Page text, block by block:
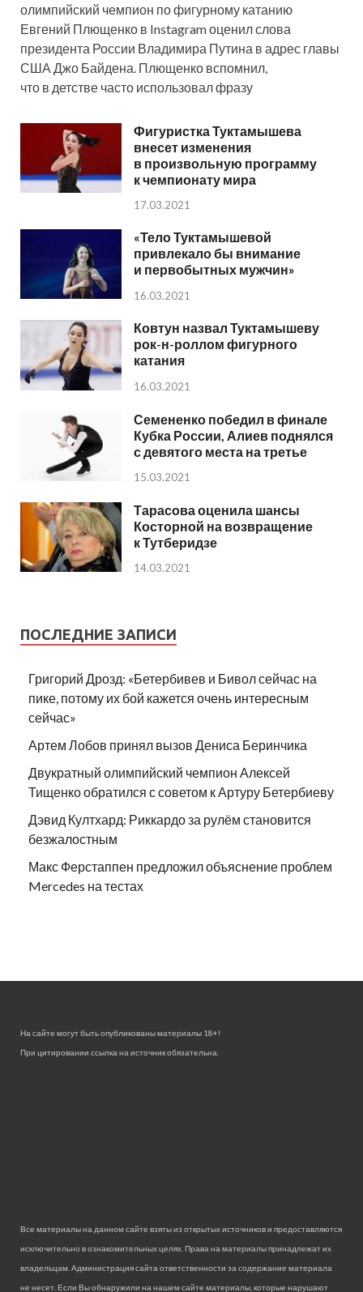
олимпийский чемпион по фигурному катанию
Евгений Плющенко в Instagram оценил слова
президента России Владимира Путина в адрес главы
США Джо Байдена. Плющенко вспомнил,
что в детстве часто использовал фразу
Фигуристка Туктамышева
внесет изменения
в произвольную программу
к чемпионату мира
17.03.2021
«Тело Туктамышевой
привлекало бы внимание
и первобытных мужчин»
16.03.2021
Ковтун назвал Туктамышеву
рок-н-роллом фигурного
катания
16.03.2021
Семененко победил в финале
Кубка России, Алиев поднялся
с девятого места на третье
15.03.2021
Тарасова оценила шансы
Косторной на возвращение
к Тутберидзе
14.03.2021
ПОСЛЕДНИЕ ЗАПИСИ
Григорий Дрозд: «Бетербивев и Бивол сейчас на
пике, потому их бой кажется очень интересным
сейчас»
Артем Лобов принял вызов Дениса Беринчика
Двукратный олимпийский чемпион Алексей
Тищенко обратился с советом к Артуру Бетербиеву
Дэвид Култхард: Риккардо за рулём становится
безжалостным
Макс Ферстаппен предложил объяснение проблем
Mercedes на тестах
На сайте могут быть опубликованы материалы 18+!
При цитировании ссылка на источник обязательна.
Все материалы на данном сайте взяты из открытых источников и предоставляются
исключительно в ознакомительных целях. Права на материалы принадлежат их
владельцам. Администрация сайта ответственности за содержание материала
не несет. Если Вы обнаружили на нашем сайте материалы, которые нарушают